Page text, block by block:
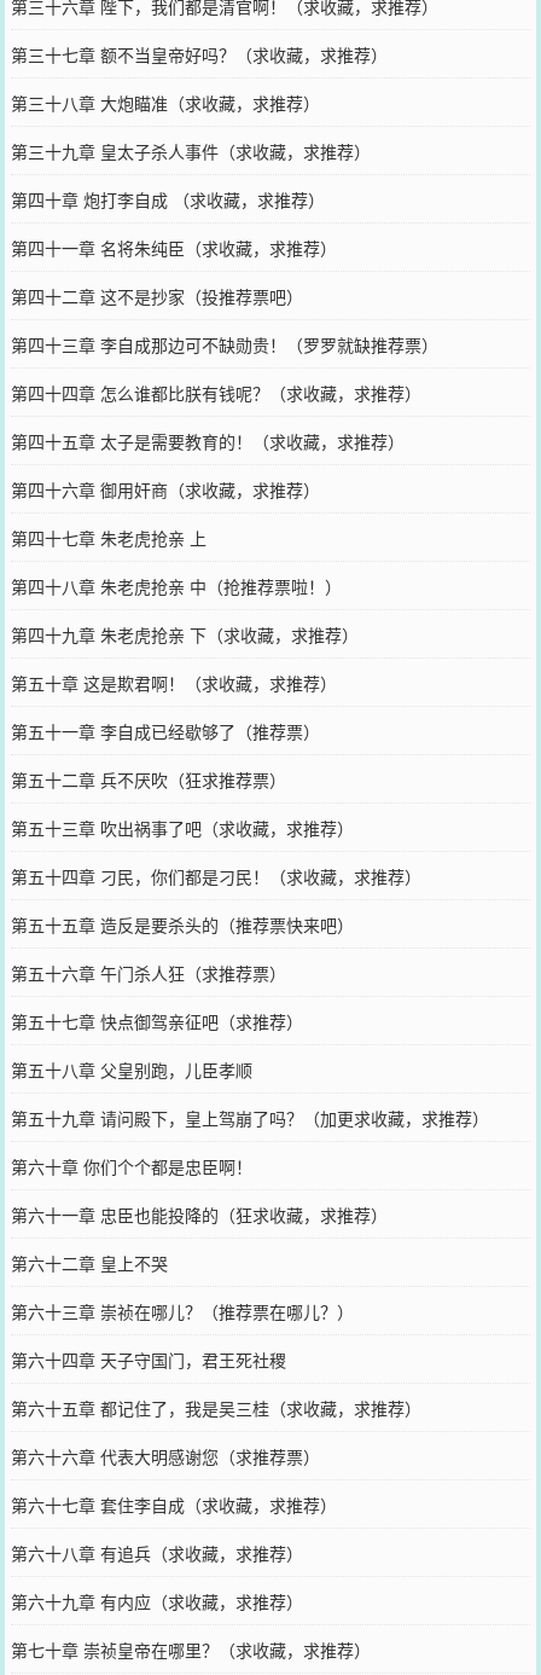
第三十六章 陛下，我们都是清官啊！（求收藏，求推荐）
第三十七章 额不当皇帝好吗？（求收藏，求推荐）
第三十八章 大炮瞄准（求收藏，求推荐）
第三十九章 皇太子杀人事件（求收藏，求推荐）
第四十章 炮打李自成 （求收藏，求推荐）
第四十一章 名将朱纯臣（求收藏，求推荐）
第四十二章 这不是抄家（投推荐票吧）
第四十三章 李自成那边可不缺勋贵！（罗罗就缺推荐票）
第四十四章 怎么谁都比朕有钱呢？（求收藏，求推荐）
第四十五章 太子是需要教育的！（求收藏，求推荐）
第四十六章 御用奸商（求收藏，求推荐）
第四十七章 朱老虎抢亲 上
第四十八章 朱老虎抢亲 中（抢推荐票啦！）
第四十九章 朱老虎抢亲 下（求收藏，求推荐）
第五十章 这是欺君啊！（求收藏，求推荐）
第五十一章 李自成已经歇够了（推荐票）
第五十二章 兵不厌吹（狂求推荐票）
第五十三章 吹出祸事了吧（求收藏，求推荐）
第五十四章 刁民，你们都是刁民！（求收藏，求推荐）
第五十五章 造反是要杀头的（推荐票快来吧）
第五十六章 午门杀人狂（求推荐票）
第五十七章 快点御驾亲征吧（求推荐）
第五十八章 父皇别跑，儿臣孝顺
第五十九章 请问殿下，皇上驾崩了吗？（加更求收藏，求推荐）
第六十章 你们个个都是忠臣啊！
第六十一章 忠臣也能投降的（狂求收藏，求推荐）
第六十二章 皇上不哭
第六十三章 崇祯在哪儿？（推荐票在哪儿？）
第六十四章 天子守国门，君王死社稷
第六十五章 都记住了，我是吴三桂（求收藏，求推荐）
第六十六章 代表大明感谢您（求推荐票）
第六十七章 套住李自成（求收藏，求推荐）
第六十八章 有追兵（求收藏，求推荐）
第六十九章 有内应（求收藏，求推荐）
第七十章 崇祯皇帝在哪里？（求收藏，求推荐）